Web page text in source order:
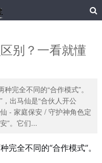
别？一看就懂
完全不同的“合作模式”。
出马仙是“合伙人开公
- 家庭保安 / 守护神角色定
”。它们...
完全不同的“合作模式”。